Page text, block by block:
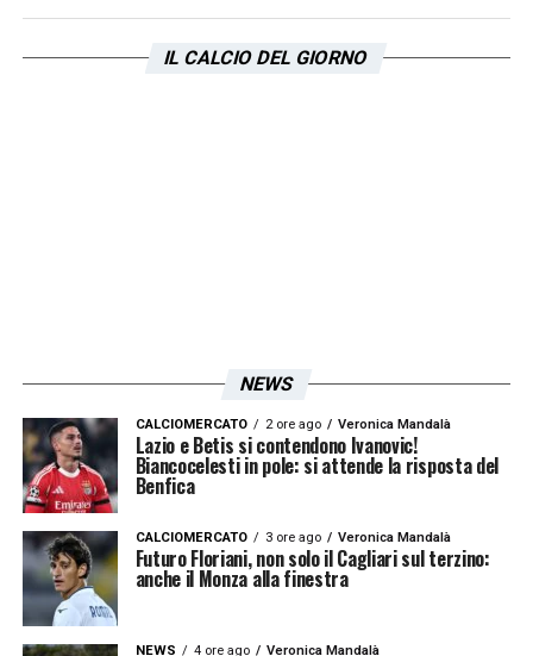
su Taylor e Dia! Le novità sul futuro di
Tavares
IL CALCIO DEL GIORNO
NEWS
CALCIOMERCATO 2 ore ago Veronica Mandalà
Lazio e Betis si contendono Ivanovic!
Biancocelesti in pole: si attende la risposta del
Benfica
CALCIOMERCATO 3 ore ago Veronica Mandalà
Futuro Floriani, non solo il Cagliari sul terzino:
anche il Monza alla finestra
NEWS 4 ore ago Veronica Mandalà